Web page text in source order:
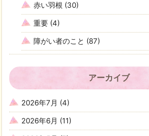
赤い羽根 (30)
重要 (4)
障がい者のこと (87)
アーカイブ
2026年7月 (4)
2026年6月 (11)